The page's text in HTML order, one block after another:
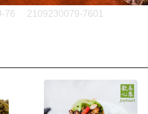
76 2109230079-7601